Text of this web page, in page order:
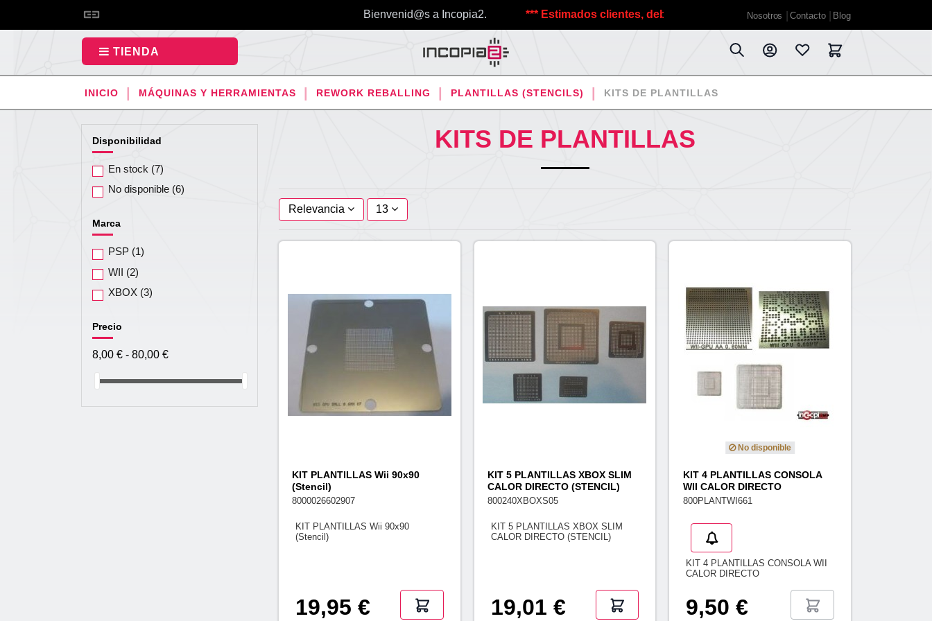
Bienvenid@s a Incopia2. *** Estimados clientes, debido a las vacaciones de verano planificadas
Nosotros Contacto Blog
TIENDA
INICIO MÁQUINAS Y HERRAMIENTAS REWORK REBALLING PLANTILLAS (STENCILS) KITS DE PLANTILLAS
KITS DE PLANTILLAS
Relevancia 13
KIT PLANTILLAS Wii 90x90
(Stencil)
8000026602907
KIT PLANTILLAS Wii 90x90
(Stencil)
19,95 €
KIT 5 PLANTILLAS XBOX SLIM
CALOR DIRECTO (STENCIL)
800240XBOXS05
KIT 5 PLANTILLAS XBOX SLIM
CALOR DIRECTO (STENCIL)
19,01 €
No disponible
KIT 4 PLANTILLAS CONSOLA
WII CALOR DIRECTO
800PLANTWI661
KIT 4 PLANTILLAS CONSOLA WII
CALOR DIRECTO
9,50 €
Disponibilidad
En stock (7)
No disponible (6)
Marca
PSP (1)
WII (2)
XBOX (3)
Precio
8,00 € - 80,00 €